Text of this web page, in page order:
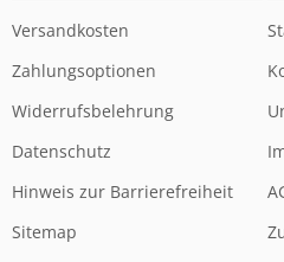
Versandkosten
Zahlungsoptionen
Widerrufsbelehrung
Datenschutz
Hinweis zur Barrierefreiheit
Sitemap